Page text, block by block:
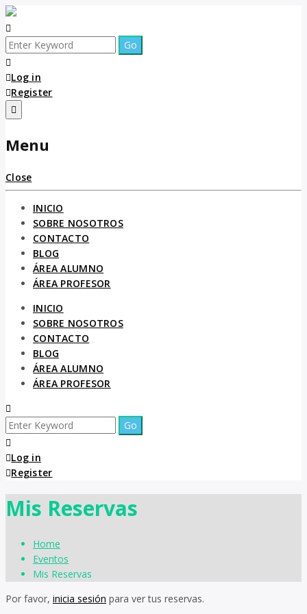
Log in
Register
Menu
Close
INICIO
SOBRE NOSOTROS
CONTACTO
BLOG
ÁREA ALUMNO
ÁREA PROFESOR
INICIO
SOBRE NOSOTROS
CONTACTO
BLOG
ÁREA ALUMNO
ÁREA PROFESOR
Log in
Register
Mis Reservas
Home
Eventos
Mis Reservas
Por favor, inicia sesión para ver tus reservas.